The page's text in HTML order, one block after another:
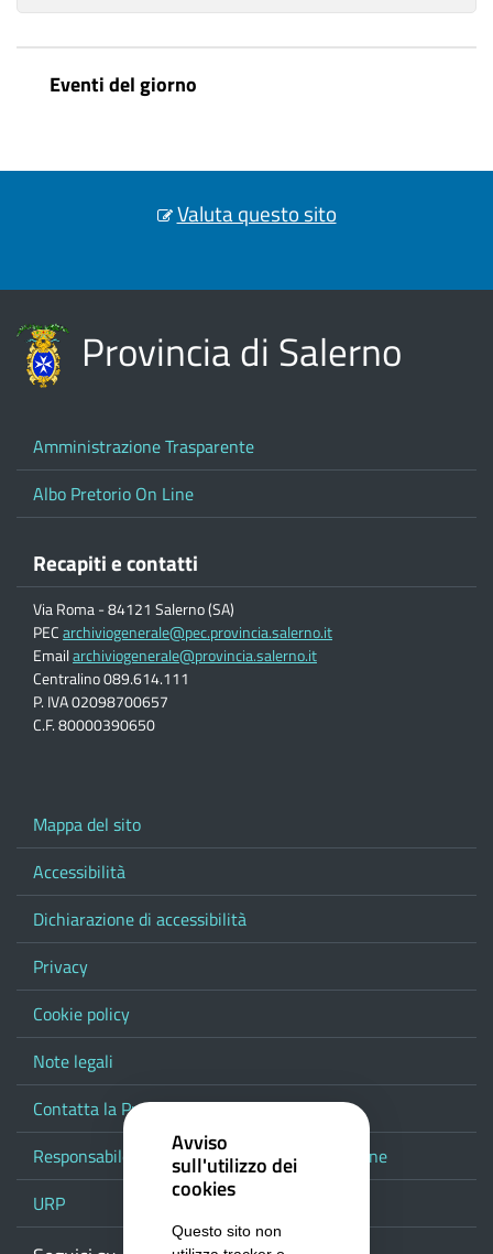
Eventi del giorno
Valuta questo sito
Provincia di Salerno
Amministrazione Trasparente
Albo Pretorio On Line
Recapiti e contatti
Via Roma - 84121 Salerno (SA)
PECarchiviogenerale@pec.provincia.salerno.it
Emailarchiviogenerale@provincia.salerno.it
Centralino 089.614.111
P. IVA 02098700657
C.F. 80000390650
Mappa del sito
Accessibilità
Dichiarazione di accessibilità
Privacy
Cookie policy
Note legali
Contatta la Provincia
Responsabile del procedimento di pubblicazione
URP
Avviso
sull'utilizzo dei
cookies
Questo sito non